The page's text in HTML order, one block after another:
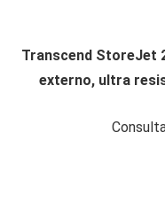
Transcend StoreJet
externo, ultra